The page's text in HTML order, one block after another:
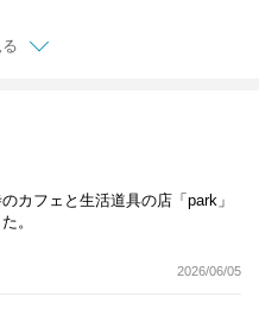
カフェと生活道具の店「park」
。
2026/06/05